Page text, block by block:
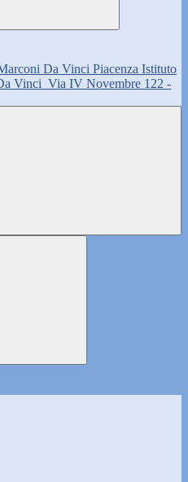
Istituto
Vinci Via IV Novembre 122 -